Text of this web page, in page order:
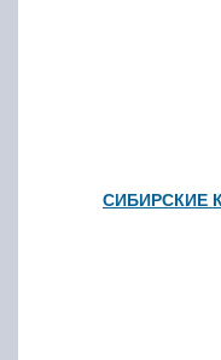
СИБИРСКИЕ